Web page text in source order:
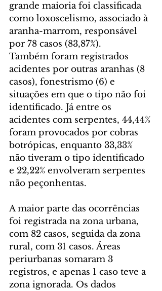
grande maioria foi classificada
como loxoscelismo, associado à
aranha-marrom, responsável
por 78 casos (83,87%).
Também foram registrados
acidentes por outras aranhas (8
casos), fonestrismo (6) e
situações em que o tipo não foi
identificado. Já entre os
acidentes com serpentes, 44,44%
foram provocados por cobras
botrópicas, enquanto 33,33%
não tiveram o tipo identificado
e 22,22% envolveram serpentes
não peçonhentas.
A maior parte das ocorrências
foi registrada na zona urbana,
com 82 casos, seguida da zona
rural, com 31 casos. Áreas
periurbanas somaram 3
registros, e apenas 1 caso teve a
zona ignorada. Os dados